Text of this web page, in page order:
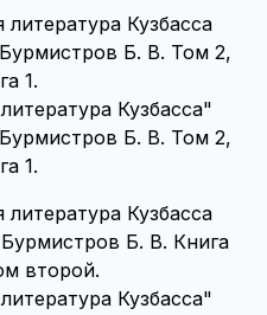
Кузбасса"
Б. В. Том 2,
1.
Кузбасса"